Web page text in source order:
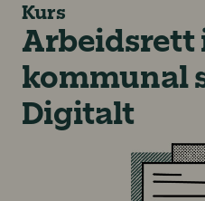
Kurs
Arbeidsrett
kommunal
Digitalt